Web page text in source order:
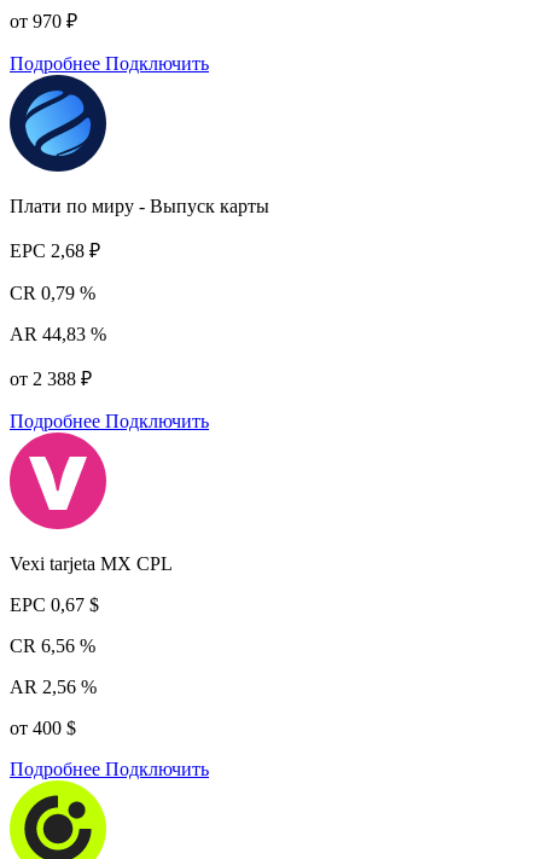
от 970 ₽
Подробнее Подключить
Плати по миру - Выпуск карты
EPC 2,68 ₽
CR 0,79 %
AR 44,83 %
от 2 388 ₽
Подробнее Подключить
Vexi tarjeta MX CPL
EPC 0,67 $
CR 6,56 %
AR 2,56 %
от 400 $
Подробнее Подключить